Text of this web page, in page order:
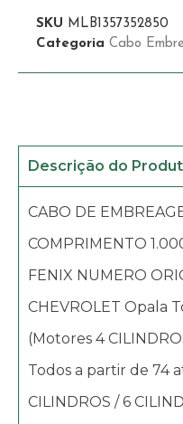
SKU MLB1357352850
Categoria Cabo
Descrição do
CABO DE
COMPRIMENTO
FENIX NUMERO
CHEVROLET Opala
(Motores 4
Todos a partir de 74
CILINDROS / 6